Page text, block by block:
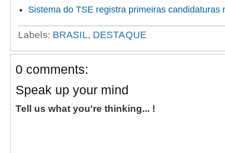
Sistema do TSE registra primeiras candidaturas
Labels: BRASIL, DESTAQUE
0 comments:
Speak up your mind
Tell us what you're thinking... !